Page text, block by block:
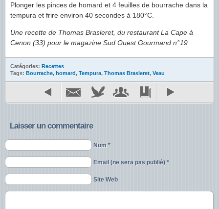
Plonger les pinces de homard et 4 feuilles de bourrache dans la
tempura et frire environ 40 secondes à 180°C.
Une recette de Thomas Brasleret, du restaurant La Cape à
Cenon (33) pour le magazine Sud Ouest Gourmand n°19
Catégories: Recettes
Tags: Bourrache, homard, Tempura, Thomas Brasleret, Veau
Laisser un commentaire
Nom *
Email (ne sera pas publié) *
Site Web